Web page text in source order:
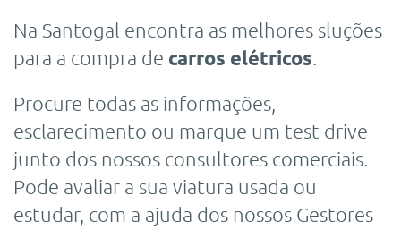
Na Santogal encontra as melhores sluções
para a compra de carros elétricos.
Procure todas as informações,
esclarecimento ou marque um test drive
junto dos nossos consultores comerciais.
Pode avaliar a sua viatura usada ou
estudar, com a ajuda dos nossos Gestores